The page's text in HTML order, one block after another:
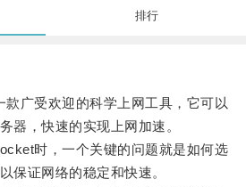
排行
广受欢迎的科学上网工具，它可以
器，快速的实现上网加速。
时，一个关键的问题就是如何选
保证网络的稳定和快速。